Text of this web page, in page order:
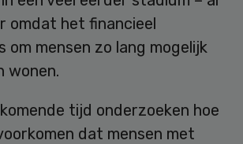
omdat het financieel
om mensen zo lang mogelijk
wonen.
tijd onderzoeken hoe
dat mensen met